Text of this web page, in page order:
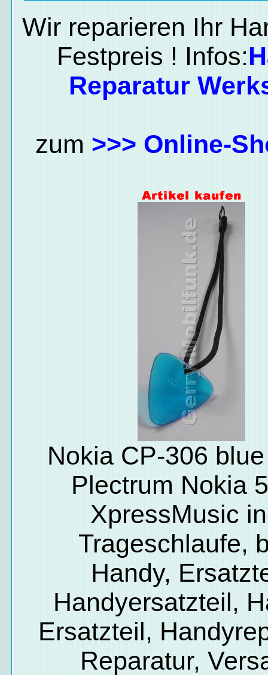
Wir reparieren Ihr
Festpreis ! Infos:
Reparatur
zum >>> Online-
Nokia CP-306
Plectrum Nokia
XpressMusic
Trageschlaufe,
Handy,
Handyersatzteil,
Ersatzteil,
Reparatur,